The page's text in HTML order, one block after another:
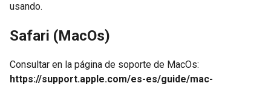
usando.
Safari (MacOs)
Consultar en la página de soporte de MacOs:
https://support.apple.com/es-es/guide/mac-